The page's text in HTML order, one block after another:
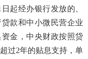
起经办银行发放的、
款和中小微民营企业
金，中央财政按照贷
过2年的贴息支持，单